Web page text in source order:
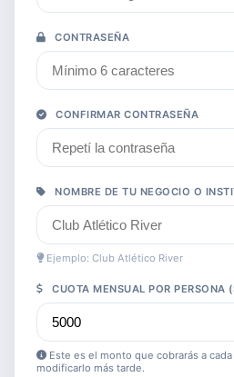
CONTRASEÑA
CONFIRMAR CONTRASEÑA
NOMBRE DE TU NEGOCIO O
Ejemplo: Club Atlético River
CUOTA MENSUAL POR PERSONA
Este es el monto que cobrarás a
modificarlo más tarde.